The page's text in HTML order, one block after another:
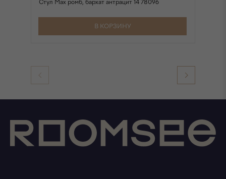
Стул Max ромб, бархат антрацит 14 78096
В КОРЗИНУ